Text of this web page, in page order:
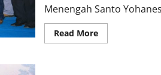
Menengah Santo
Read MoreRead
more